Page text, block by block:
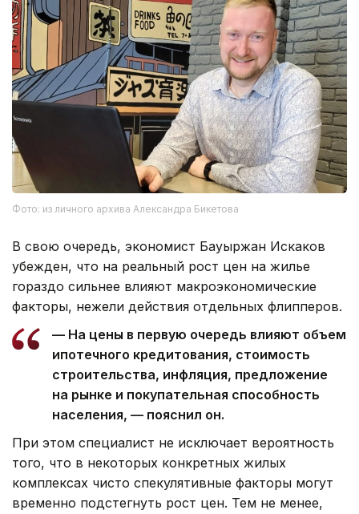
Фото: из личного архива Александра Бикетова
В свою очередь, экономист Бауыржан Искаков
убежден, что на реальный рост цен на жилье
гораздо сильнее влияют макроэкономические
факторы, нежели действия отдельных флипперов.
— На цены в первую очередь влияют объем
ипотечного кредитования, стоимость
строительства, инфляция, предложение
на рынке и покупательная способность
населения, — пояснил он.
При этом специалист не исключает вероятность
того, что в некоторых конкретных жилых
комплексах чисто спекулятивные факторы могут
временно подстегнуть рост цен. Тем не менее,